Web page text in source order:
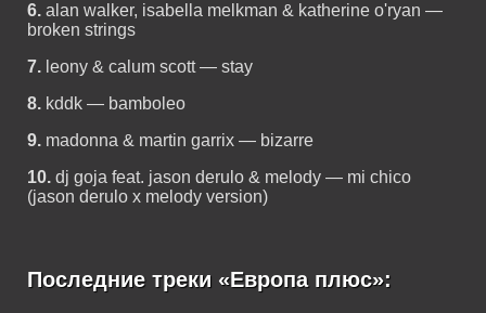
6. alan walker, isabella melkman & katherine o'ryan —
broken strings
7. leony & calum scott — stay
8. kddk — bamboleo
9. madonna & martin garrix — bizarre
10. dj goja feat. jason derulo & melody — mi chico
(jason derulo x melody version)
Последние треки «Европа плюс»: